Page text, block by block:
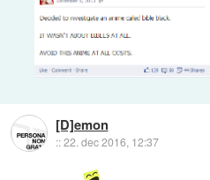
[D]emon
::22. dec 2016, 12:37